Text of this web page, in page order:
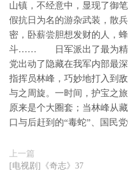
山镇，不经意中，显现了御
假抗日为名的游杂武装，散
密，卧薪尝胆想发财的人，
斗…… 日军派出了最为精
党出动了隐藏在我军内部最
指挥员林峰，巧妙地打入到
与之周旋。一时间，护宝之
原来是个大圈套；当林峰从
口与后赶到的“毒蛇”、国民
上一篇
[电视剧]《奇志》37